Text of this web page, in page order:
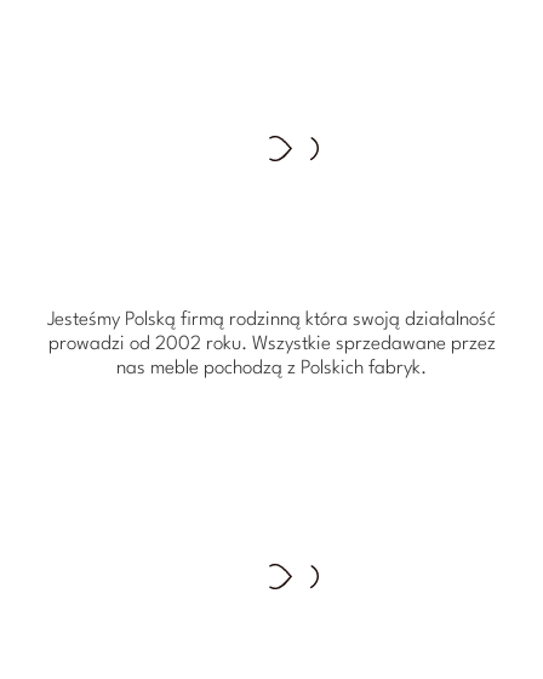
Jesteśmy Polską firmą rodzinną która swoją działalność
prowadzi od 2002 roku. Wszystkie sprzedawane przez
nas meble pochodzą z Polskich fabryk.